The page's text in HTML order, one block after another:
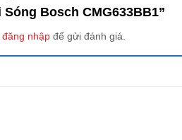
Sóng Bosch CMG633BB1”
đăng nhập để gửi đánh giá.